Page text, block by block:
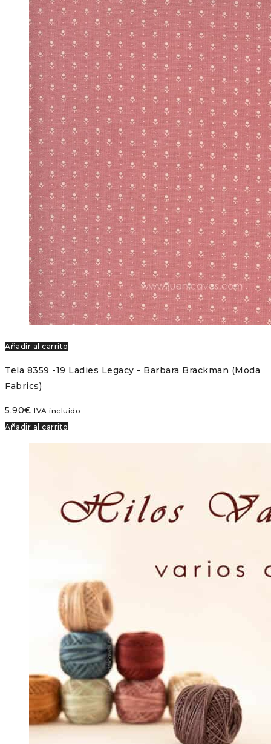
Añadir al carrito
Tela 8359 -19 Ladies Legacy - Barbara Brackman (Moda
Fabrics)
5,90€ IVA incluido
Añadir al carrito